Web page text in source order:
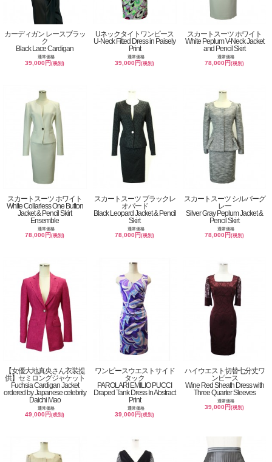
カーディガン レースブラッ
ク
Black Lace Cardigan
通常価格
39,000円(税別)
Uネックタイトワンピース
U-Neck Fitted Dress in Paisely
Print
通常価格
39,000円(税別)
スカートスーツ ホワイト
White Peplum V-Neck Jacket
and Pencil Skirt
通常価格
78,000円(税別)
スカートスーツ ホワイト
White Collarless One Button
Jacket & Pencil Skirt
Ensemble
通常価格
78,000円(税別)
スカートスーツ ブラックレ
オパード
Black Leopard Jacket & Pencil
Skirt
通常価格
78,000円(税別)
スカートスーツ シルバーグ
レー
Silver Gray Peplum Jacket &
Pencil Skirt
通常価格
78,000円(税別)
【女優大地真央さん衣装提
供】セミロングジャケット
Fuchsia Cardigan Jacket
ordered by Japanese celebrity
Daichi Mao
通常価格
49,000円(税別)
ワンピースウエストサイド
タック
PAROLARI EMILIO PUCCI
Draped Tank Dress In Abstract
Print
通常価格
39,000円(税別)
ハイウエスト切替七分丈ワ
ンピース
Wine Red Sheath Dress with
Three Quarter Sleeves
通常価格
39,000円(税別)